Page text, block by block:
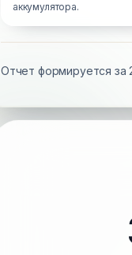
аккумулятора.
Отчет формируется за